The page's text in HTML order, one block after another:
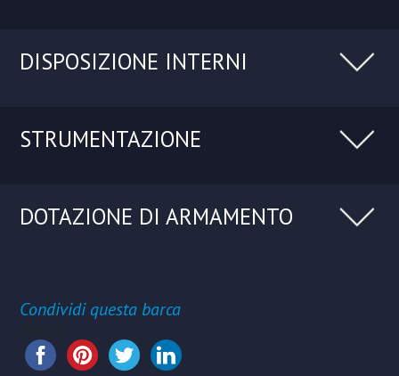
DISPOSIZIONE INTERNI
STRUMENTAZIONE
DOTAZIONE DI ARMAMENTO
Condividi questa barca